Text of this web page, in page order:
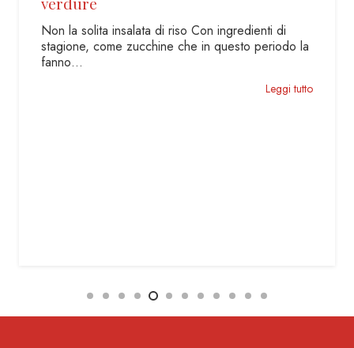
La focaccia ligure con Farina di Grano Duro
Senatore Cappelli La gustosissima focaccia
Genovese è conosciuta in tutta…